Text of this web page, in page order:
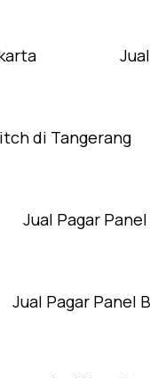
di Tangerang
Jual Pagar
Jual Pagar Panel